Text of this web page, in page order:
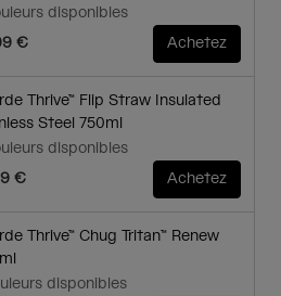
disponibles
€
Achetez
Thrive™ Flip Straw Insulated
Steel 750ml
disponibles
€
Achetez
Thrive™ Chug Tritan™ Renew
disponibles